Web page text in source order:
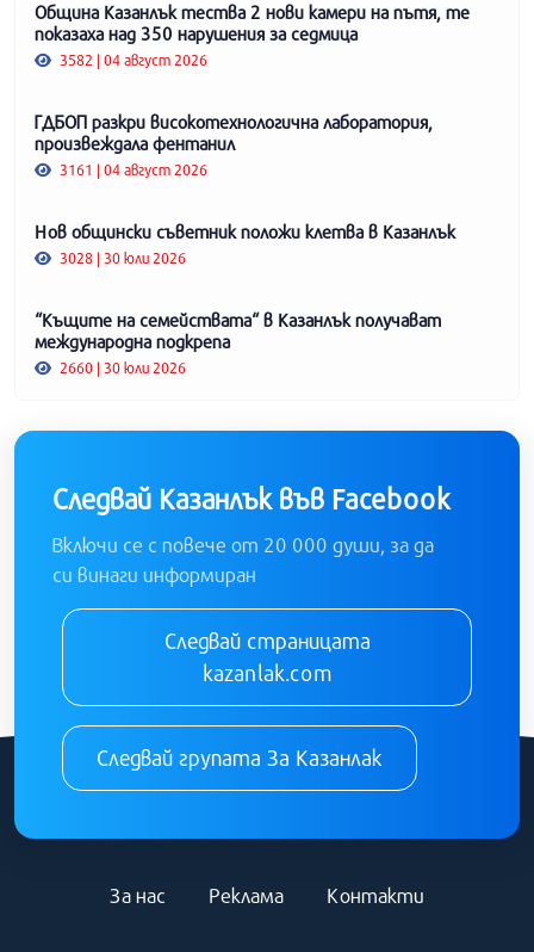
Община Казанлък тества 2 нови камери на пътя, те
показаха над 350 нарушения за седмица
3582 | 04 август 2026
ГДБОП разкри високотехнологична лаборатория,
произвеждала фентанил
3161 | 04 август 2026
Нов общински съветник положи клетва в Казанлък
3028 | 30 юли 2026
“Къщите на семействата“ в Казанлък получават
международна подкрепа
2660 | 30 юли 2026
Следвай Казанлък във Facebook
Включи се с повече от 20 000 души, за да
си винаги информиран
Следвай страницата
kazanlak.com
Следвай групата За Казанлак
За нас Реклама Контакти